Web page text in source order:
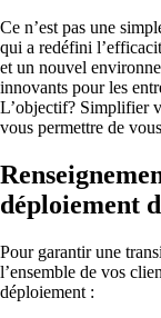
Ce n’est pas une
qui a redéfini
et un nouvel
innovants pour les
L’objectif? Simplifier
vous permettre de
déploiement
Pour garantir une
l’ensemble de vos
déploiement :